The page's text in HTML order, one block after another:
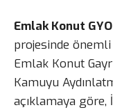
Emlak Konut
projesinde
Emlak Konut
Kamuyu
açıklamaya göre,